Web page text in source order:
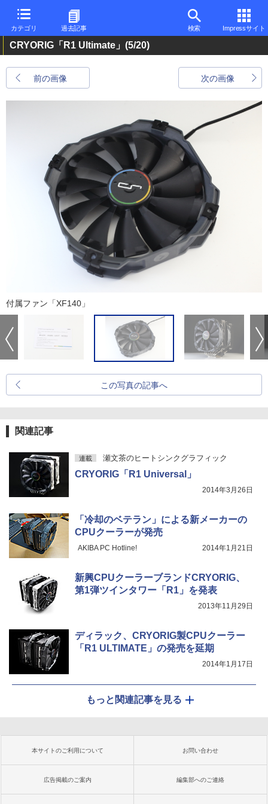
カテゴリ 過去記事 検索 Impressサイト
CRYORIG「R1 Ultimate」 (5/20)
前の画像 次の画像
付属ファン「XF140」
この写真の記事へ
関連記事
連載 瀬文茶のヒートシンクグラフィック
CRYORIG「R1 Universal」
2014年3月26日
「冷却のベテラン」による新メーカーの
CPUクーラーが発売
AKIBA PC Hotline! 2014年1月21日
新興CPUクーラーブランドCRYORIG、
第1弾ツインタワー「R1」を発表
2013年11月29日
ディラック、CRYORIG製CPUクーラー
「R1 ULTIMATE」の発売を延期
2014年1月17日
もっと関連記事を見る
本サイトのご利用について お問い合わせ
広告掲載のご案内 編集部へのご連絡